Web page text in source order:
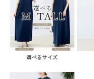
選べるサイズ